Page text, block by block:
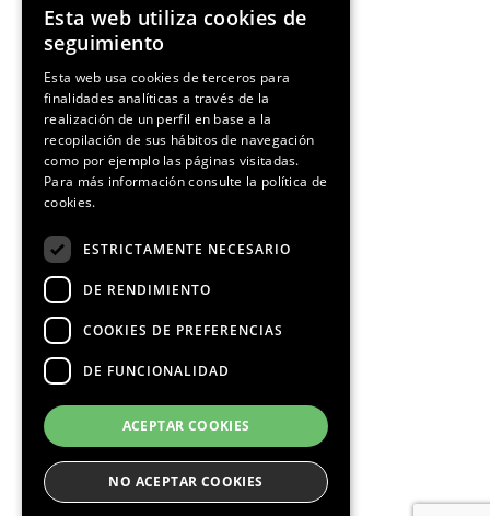
ENGLISH
Esta web utiliza cookies de
seguimiento
Esta web usa cookies de terceros para
finalidades analíticas a través de la
realización de un perfil en base a la
recopilación de sus hábitos de navegación
como por ejemplo las páginas visitadas.
Para más información consulte la política de
cookies.
ESTRICTAMENTE NECESARIO
DE RENDIMIENTO
COOKIES DE PREFERENCIAS
DE FUNCIONALIDAD
ACEPTAR COOKIES
NO ACEPTAR COOKIES